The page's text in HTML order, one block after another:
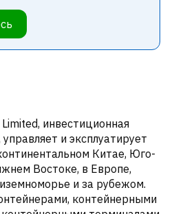
инвестиционная
и эксплуатирует
Китае, Юго-
Востоке, в Европе,
и за рубежом.
контейнерными